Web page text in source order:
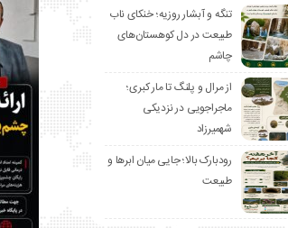
تنگه و آبشار روزیه؛ خنکای ناب
طبیعت در دل کوهستان‌های
چاشم
از مرال و پلنگ تا مار کبری؛
ماجراجویی در نزدیکی
شهمیرزاد
رودبارک بالا؛ جایی میان ابرها و
طبیعت